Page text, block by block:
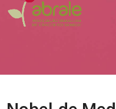
menu
menu